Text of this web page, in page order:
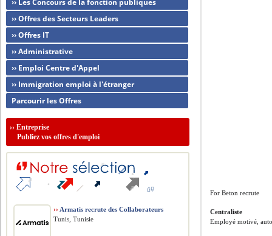
For Beton recrute
Centraliste
Employé motivé,
›› Les Concours de la fonction publiques
›› Offres des Secteurs Leaders
›› Offres IT
›› Administrative
›› Emploi Centre d'Appel
›› Immigration emploi à l'étranger
Parcourir les Offres
››Entreprise
Publiez vos offres d'emploi
›› Armatis recrute des Collaborateurs
Tunis, Tunisie